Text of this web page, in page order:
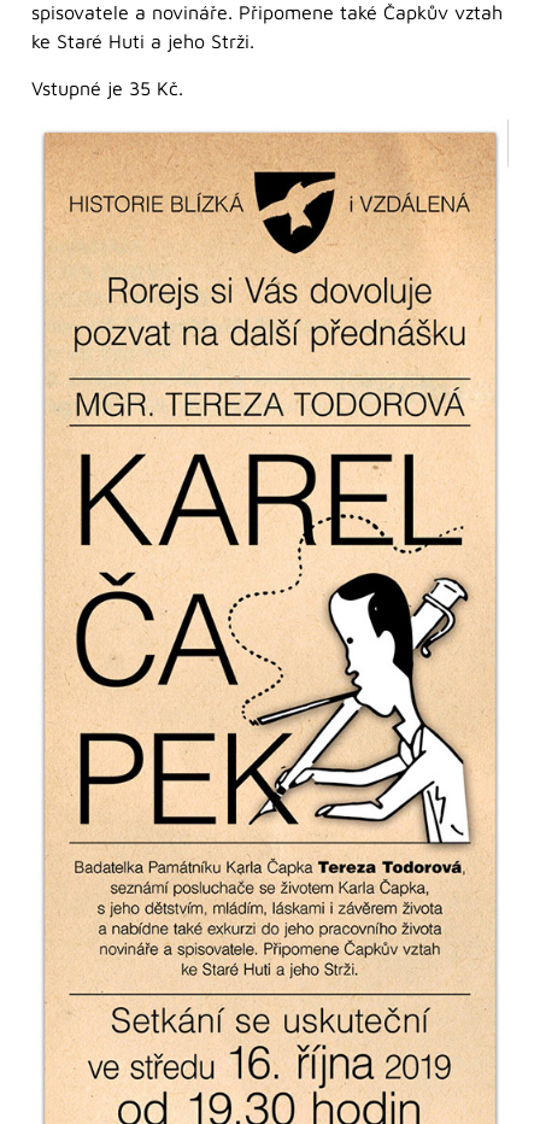
spisovatele a novináře. Připomene také Čapkův vztah
ke Staré Huti a jeho Strži.
Vstupné je 35 Kč.